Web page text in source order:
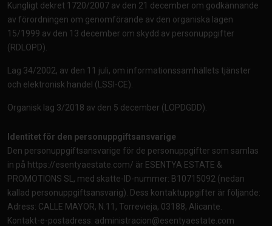
Kungligt dekret 1720/2007 av den 21 december om godkännande
av förordningen om genomförande av den organiska lagen
15/1999 av den 13 december om skydd av personuppgifter
(RDLOPD).
Lag 34/2002, av den 11 juli, om informationssamhällets tjänster
och elektronisk handel (LSSI-CE).
Organisk lag 3/2018 av den 5 december (LOPDGDD).
Identitet för den personuppgiftsansvarige
Den personuppgiftsansvarige för de personuppgifter som samlas
in på https://esentyaestate.com/ är ESENTYA ESTATE &
PROMOTIONS SL, med skatte-ID-nummer: B10715092 (nedan
kallad personuppgiftsansvarig). Dess kontaktuppgifter är följande:
Adress: CALLE MAYOR, N.11, Torrevieja, 03188, Alicante.
Kontakt-e-postadress: administracion@esentyaestate.com